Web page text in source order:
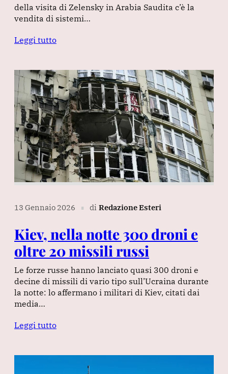
della visita di Zelensky in Arabia Saudita c’è la
vendita di sistemi…
Leggi tutto
13 Gennaio 2026 ∎ di Redazione Esteri
Kiev, nella notte 300 droni e
oltre 20 missili russi
Le forze russe hanno lanciato quasi 300 droni e
decine di missili di vario tipo sull’Ucraina durante
la notte: lo affermano i militari di Kiev, citati dai
media…
Leggi tutto